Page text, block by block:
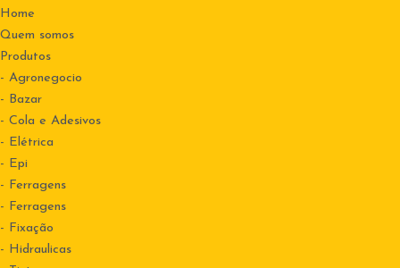
Home
Quem somos
Produtos
- Agronegocio
- Bazar
- Cola e Adesivos
- Elétrica
- Epi
- Ferragens
- Ferragens
- Fixação
- Hidraulicas